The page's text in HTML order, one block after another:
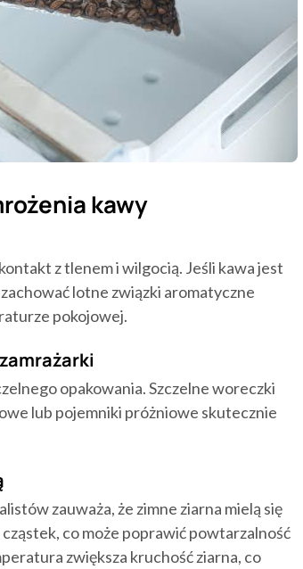
kawy
z tlenem i wilgocią. Jeśli kawa jest
lotne związki aromatyczne
pokojowej.
opakowania. Szczelne woreczki
lub pojemniki próżniowe skutecznie
zauważa, że zimne ziarna mielą się
co może poprawić powtarzalność
zwiększa kruchość ziarna, co